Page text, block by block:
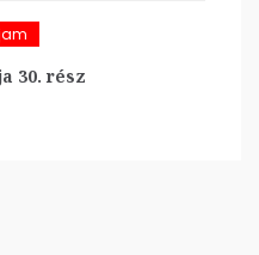
30. rész